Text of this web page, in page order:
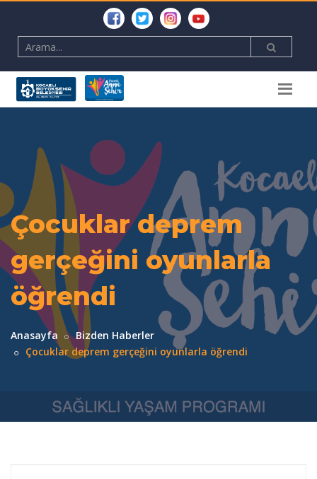
Çocuklar deprem
gerçeğini oyunlarla
öğrendi
Anasayfa
Bizden Haberler
Çocuklar deprem gerçeğini oyunlarla öğrendi